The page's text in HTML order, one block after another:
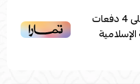
4دفعات